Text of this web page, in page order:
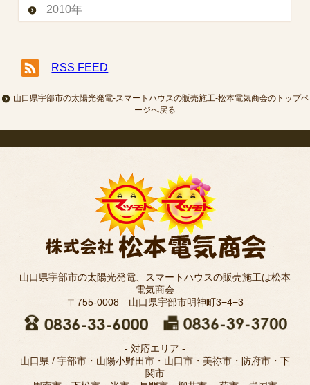
2010年
RSS FEED
山口県宇部市の太陽光発電-スマートハウスの販売施工-松本電気商会のトップペ
ージへ戻る
山口県宇部市の太陽光発電、スマートハウスの販売施工は松本
電気商会
〒755-0008 山口県宇部市明神町3−4−3
- 対応エリア -
山口県 / 宇部市・山陽小野田市・山口市・美祢市・防府市・下
関市